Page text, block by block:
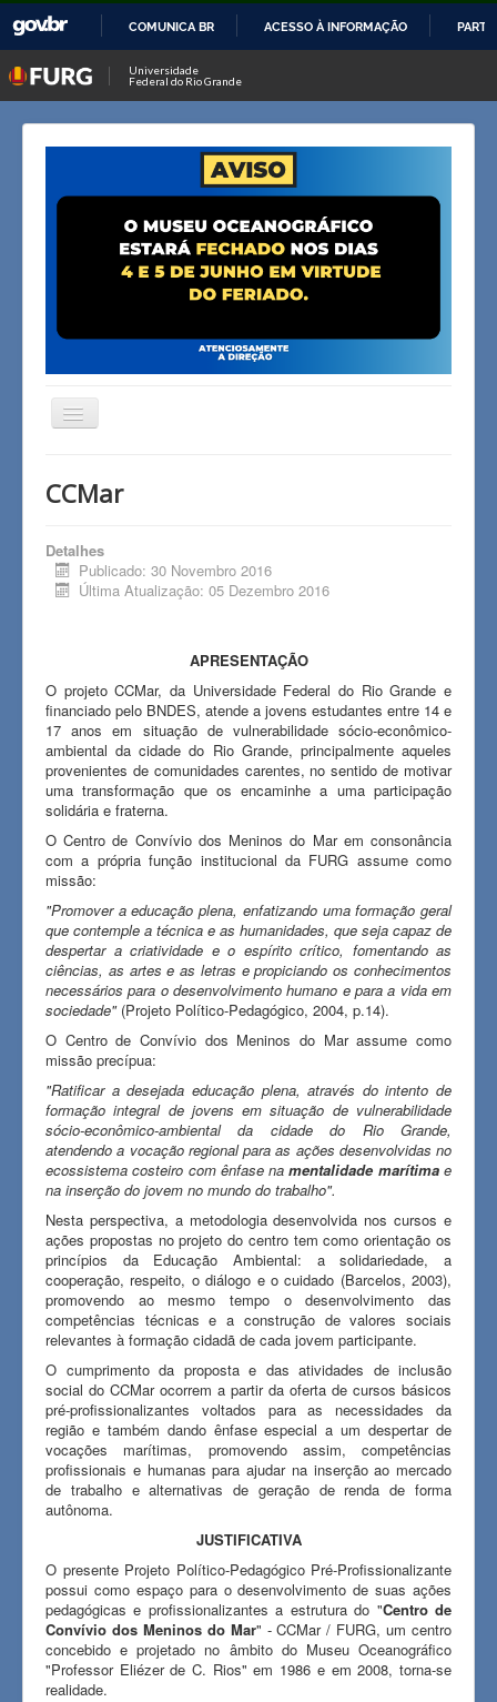
O
CONTEÚDO
COMUNICA BR ACESSO À INFORMAÇÃO
Universidade
Federal do Rio Grande
Alternar
Museus
Centros Associados
Galeria
Fale Conosco
Horário de Funcionamento
CCMar
Detalhes
Publicado: 30 Novembro 2016
Última Atualização: 05 Dezembro 2016
APRESENTAÇÃO
O projeto CCMar, da Universidade Federal do Rio Grande e
financiado pelo BNDES, atende a jovens estudantes entre 14 e
17 anos em situação de vulnerabilidade sócio-econômico-
ambiental da cidade do Rio Grande, principalmente aqueles
provenientes de comunidades carentes, no sentido de motivar
uma transformação que os encaminhe a uma participação
solidária e fraterna.
O Centro de Convívio dos Meninos do Mar em consonância
com a própria função institucional da FURG assume como
missão:
"Promover a educação plena, enfatizando uma formação geral
que contemple a técnica e as humanidades, que seja capaz de
despertar a criatividade e o espírito crítico, fomentando as
ciências, as artes e as letras e propiciando os conhecimentos
necessários para o desenvolvimento humano e para a vida em
sociedade"(Projeto Político-Pedagógico, 2004, p.14).
O Centro de Convívio dos Meninos do Mar assume como
missão precípua:
"Ratificar a desejada educação plena, através do intento de
formação integral de jovens em situação de vulnerabilidade
sócio-econômico-ambiental da cidade do Rio Grande,
atendendo a vocação regional para as ações desenvolvidas no
ecossistema costeiro com ênfase namentalidade marítimae
na inserção do jovem no mundo do trabalho".
Nesta perspectiva, a metodologia desenvolvida nos cursos e
ações propostas no projeto do centro tem como orientação os
princípios da Educação Ambiental: a solidariedade, a
cooperação, respeito, o diálogo e o cuidado (Barcelos, 2003),
promovendo ao mesmo tempo o desenvolvimento das
competências técnicas e a construção de valores sociais
relevantes à formação cidadã de cada jovem participante.
O cumprimento da proposta e das atividades de inclusão
social do CCMar ocorrem a partir da oferta de cursos básicos
pré-profissionalizantes voltados para as necessidades da
região e também dando ênfase especial a um despertar de
vocações marítimas, promovendo assim, competências
profissionais e humanas para ajudar na inserção ao mercado
de trabalho e alternativas de geração de renda de forma
autônoma.
JUSTIFICATIVA
O presente Projeto Político-Pedagógico Pré-Profissionalizante
possui como espaço para o desenvolvimento de suas ações
pedagógicas e profissionalizantes a estrutura do "Centro de
Convívio dos Meninos do Mar" - CCMar / FURG, um centro
concebido e projetado no âmbito do Museu Oceanográfico
"Professor Eliézer de C. Rios" em 1986 e em 2008, torna-se
realidade.